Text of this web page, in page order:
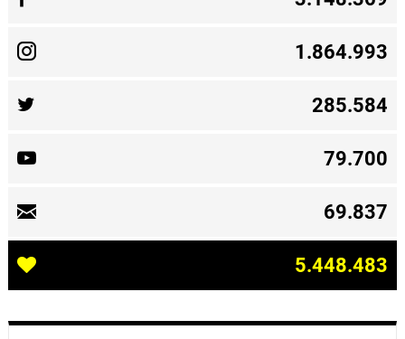
1.864.993
285.584
79.700
69.837
5.448.483